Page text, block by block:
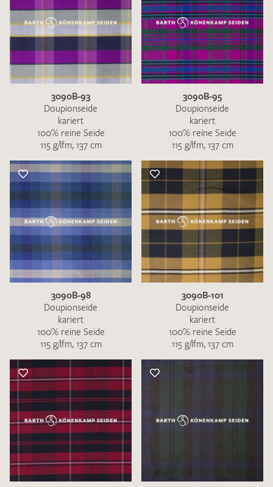
3090B-93
Doupionseide
kariert
100% reine Seide
115 g/lfm, 137 cm
3090B-95
Doupionseide
kariert
100% reine Seide
115 g/lfm, 137 cm
3090B-98
Doupionseide
kariert
100% reine Seide
115 g/lfm, 137 cm
3090B-101
Doupionseide
kariert
100% reine Seide
115 g/lfm, 137 cm